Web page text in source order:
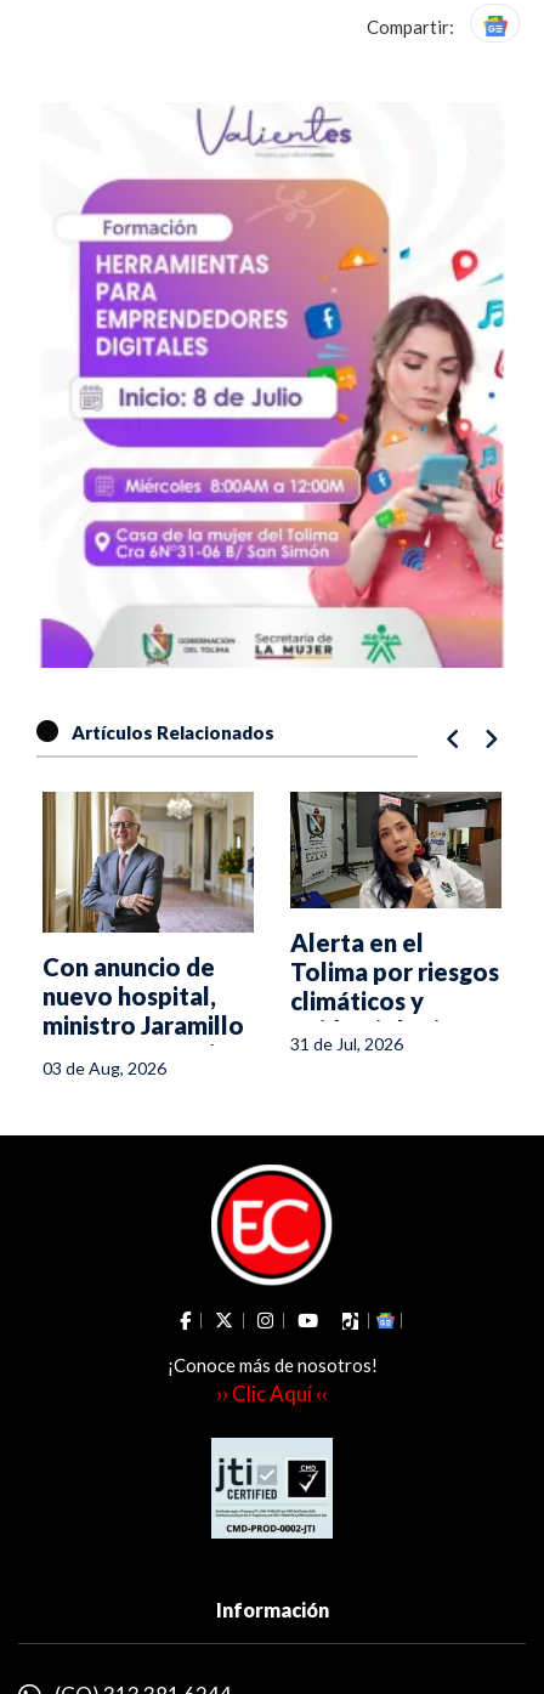
Compartir:
Artículos Relacionados
Con anuncio de
nuevo hospital,
ministro Jaramillo
cerrará su gestión
en Ibagué
03 de Aug, 2026
Alerta en el
Tolima por riesgos
climáticos y
epidemiológicos
asociados al
31 de Jul, 2026
¡Conoce más de nosotros!
›› Clic Aquí ‹‹
Información